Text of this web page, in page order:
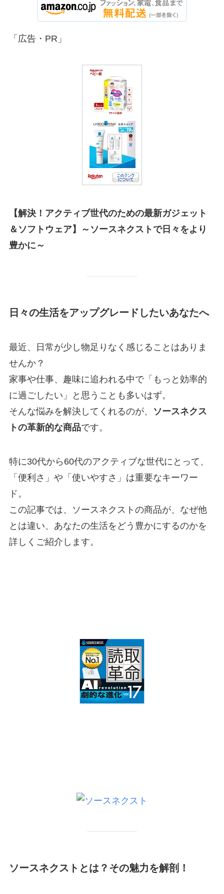
「広告・PR」
【解決！アクティブ世代のための最新ガジェット
＆ソフトウェア】～ソースネクストで日々をより
豊かに～
日々の生活をアップグレードしたいあなたへ
最近、日常が少し物足りなく感じることはありま
せんか？
家事や仕事、趣味に追われる中で「もっと効率的
に過ごしたい」と思うことも多いはず。
そんな悩みを解決してくれるのが、
ソースネクス
トの革新的な商品です。
特に30代から60代のアクティブな世代にとって、
「便利さ」や「使いやすさ」は重要なキーワー
ド。
この記事では、ソースネクストの商品が、なぜ他
とは違い、あなたの生活をどう豊かにするのかを
詳しくご紹介します。
ソースネクストとは？その魅力を解剖！